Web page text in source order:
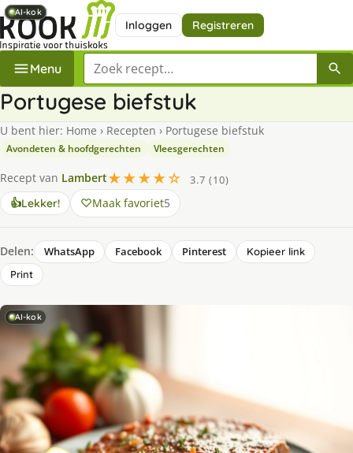
Inloggen Registreren
Menu Zoek een recept
Portugese biefstuk
U bent hier: Home › Recepten › Portugese biefstuk
Avondeten & hoofdgerechten Vleesgerechten
Recept van Lambert★★★★☆
3.7 (10)
👍Lekker! Maak favoriet5
Delen: WhatsApp Facebook Pinterest
Kopieer link
Print
AI-kok
AI-kok
AI-kok
AI-kok
AI-kok